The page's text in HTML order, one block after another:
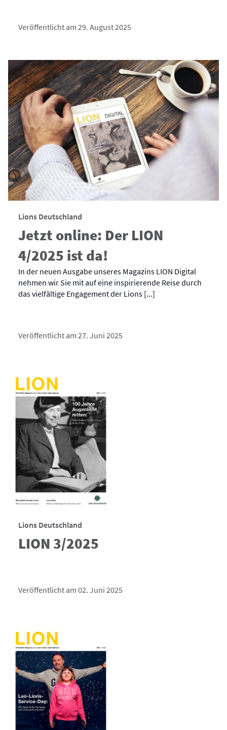
Veröffentlicht am 29. August 2025
Lions Deutschland
Jetzt online: Der LION
4/2025 ist da!
In der neuen Ausgabe unseres Magazins LION Digital
nehmen wir Sie mit auf eine inspirierende Reise durch
das vielfältige Engagement der Lions [...]
Veröffentlicht am 27. Juni 2025
Lions Deutschland
LION 3/2025
Veröffentlicht am 02. Juni 2025